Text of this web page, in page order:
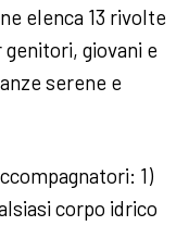
elenca 13 rivolte
giovani e
serene e
1)
corpo idrico